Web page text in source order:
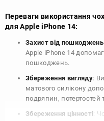
Переваги використання
для Apple iPhone 14:
Захист від пошкоджень
Apple iPhone 14
пошкоджень.
Збереження вигляду:
матового силікону
подряпин,
Збереження цінності: